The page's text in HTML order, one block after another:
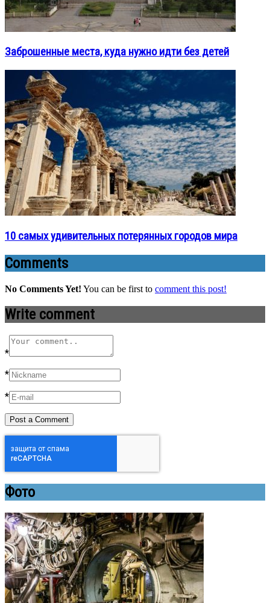
Заброшенные места, куда нужно идти без детей
10 самых удивительных потерянных городов мира
Comments
No Comments Yet! You can be first to comment this post!
Write comment
*
*
*
Фото